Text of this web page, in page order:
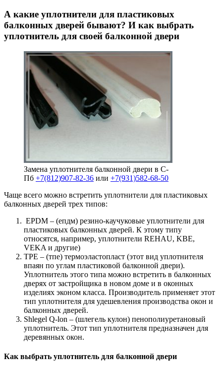
А какие уплотнители для пластиковых
балконных дверей бывают? И как выбрать
уплотнитель для своей балконной двери
Замена уплотнителя балконной двери в С-
Пб +7(812)907-82-36 или +7(931)582-68-50
Чаще всего можно встретить уплотнители для пластиковых
балконных дверей трех типов:
EPDM – (епдм) резино-каучуковые уплотнители для
пластиковых балконных дверей. К этому типу
относятся, например, уплотнители REHAU, KBE,
VEKA и другие)
ТРЕ – (тпе) термоэластопласт (этот вид уплотнителя
впаян по углам пластиковой балконной двери).
Уплотнитель этого типа можно встретить в балконных
дверях от застройщика в новом доме и в оконных
изделиях эконом класса. Производитель применяет этот
тип уплотнителя для удешевления производства окон и
балконных дверей.
Shlegel Q-lon – (шлегель кулон) пенополиуретановый
уплотнитель. Этот тип уплотнителя предназначен для
деревянных окон.
Как выбрать уплотнитель для балконной двери